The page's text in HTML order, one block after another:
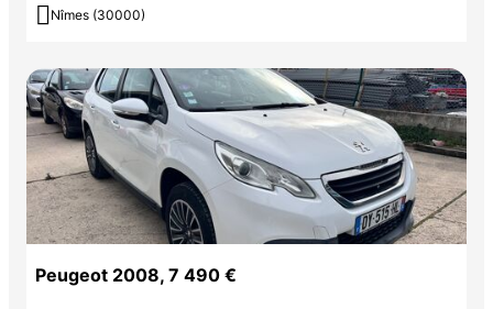
 Nîmes (30000)
Peugeot 2008, 7 490 €